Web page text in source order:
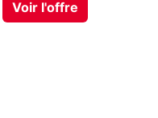
Voir l'offre